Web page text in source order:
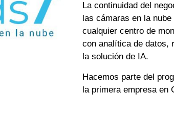
La continuidad del
las cámaras en la
cualquier centro de
con analítica de datos,
la solución de IA.
Hacemos parte del
la primera empresa en